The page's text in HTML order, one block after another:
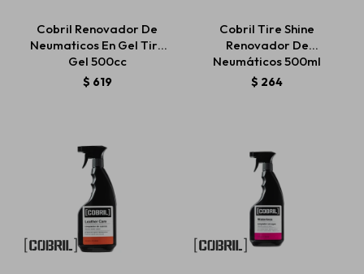
Cobril Renovador De
Neumaticos En Gel Tire
Gel 500cc
$ 619
Cobril Tire Shine
Renovador De
Neumáticos 500ml
$ 264